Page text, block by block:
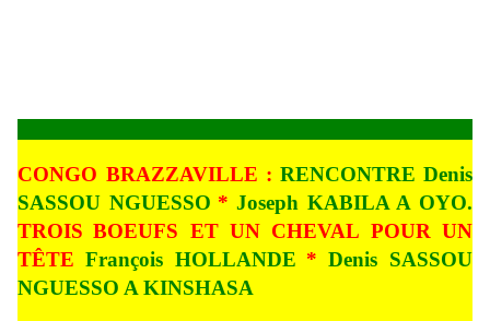
CONGO BRAZZAVILLE : RENCONTRE Denis
SASSOU NGUESSO * Joseph KABILA A OYO.
TROIS BOEUFS ET UN CHEVAL POUR UN
TÊTE François HOLLANDE * Denis SASSOU
NGUESSO A KINSHASA